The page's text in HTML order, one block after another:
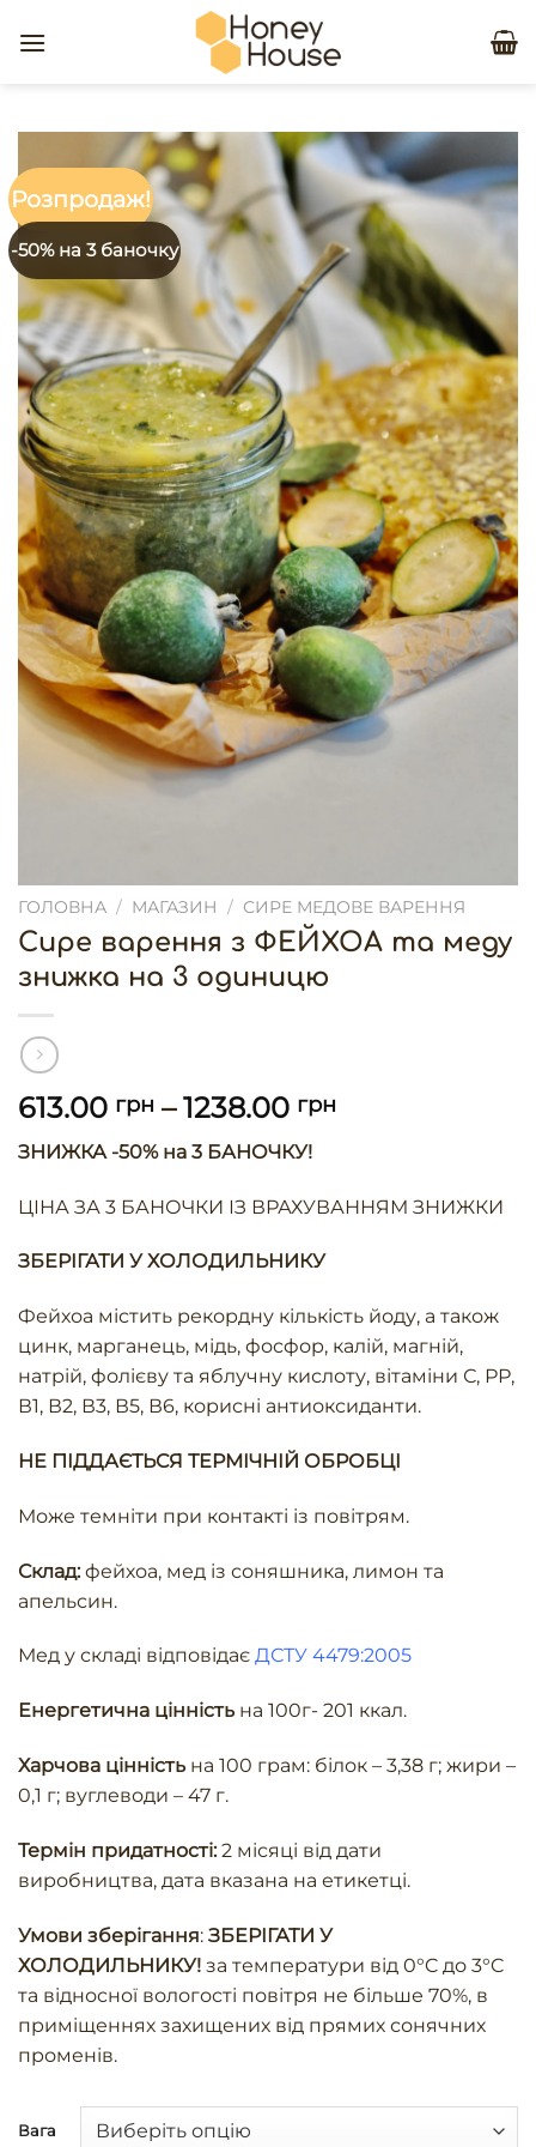
Розпродаж!
-50% на 3 баночку
ГОЛОВНА / МАГАЗИН / СИРЕ МЕДОВЕ ВАРЕННЯ
Сире варення з ФЕЙХОА та меду
знижка на 3 одиницю
613.00 грн –1238.00 грн
ЗНИЖКА -50% на 3 БАНОЧКУ!
ЦІНА ЗА 3 БАНОЧКИ ІЗ ВРАХУВАННЯМ ЗНИЖКИ
ЗБЕРІГАТИ У ХОЛОДИЛЬНИКУ
Фейхоа містить рекордну кількість йоду, а також
цинк, марганець, мідь, фосфор, калій, магній,
натрій, фолієву та яблучну кислоту, вітаміни С, РР,
В1, В2, В3, В5, В6, корисні антиоксиданти.
НЕ ПІДДАЄТЬСЯ ТЕРМІЧНІЙ ОБРОБЦІ
Може темніти при контакті із повітрям.
Склад:фейхоа, мед із соняшника, лимон та
апельсин.
Мед у складі відповідає ДСТУ 4479:2005
Енергетична цінність на 100г- 201 ккал.
Харчова цінність на 100 грам: білок – 3,38 г; жири –
0,1 г; вуглеводи – 47 г.
Термін придатності:2 місяці від дати
виробництва, дата вказана на етикетці.
Умови зберігання: ЗБЕРІГАТИ У
ХОЛОДИЛЬНИКУ! за температури від 0°C до 3°C
та відносної вологості повітря не більше 70%, в
приміщеннях захищених від прямих сонячних
променів.
Вага